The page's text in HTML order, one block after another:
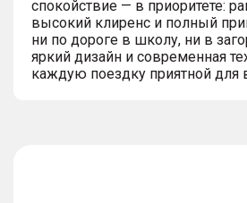
спокойствие — в приоритете:
высокий клиренс и полный
ни по дороге в школу, ни в
яркий дизайн и современная
каждую поездку приятной для